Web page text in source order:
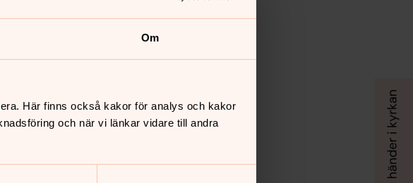
Om
Här finns också kakor för analys och kakor
och när vi länkar vidare till andra